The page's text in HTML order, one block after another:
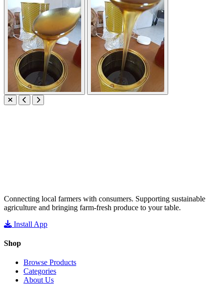
Connecting local farmers with consumers. Supporting sustainable
agriculture and bringing farm-fresh produce to your table.
Install App
Shop
Browse Products
Categories
About Us